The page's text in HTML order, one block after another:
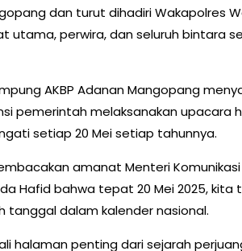
dan turut dihadiri Wakapolres
utama, perwira, dan seluruh bintara
AKBP Adanan Mangopang
pemerintah melaksanakan upacara
setiap 20 Mei setiap tahunnya.
amanat Menteri
Hafid bahwa tepat 20 Mei 2025, kita
dalam kalender nasional.
halaman penting dari sejarah